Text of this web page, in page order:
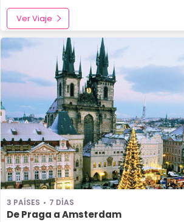
Ver Viaje
3 PAÍSES 7 DÍAS
De Praga a Amsterdam